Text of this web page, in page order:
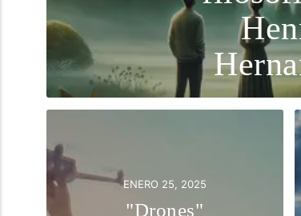
ENERO 25, 2025
"Drones"